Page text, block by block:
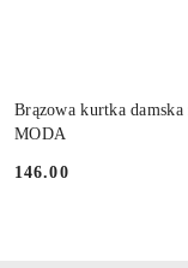
Brązowa kurtka
MODA
Cena:
146.00